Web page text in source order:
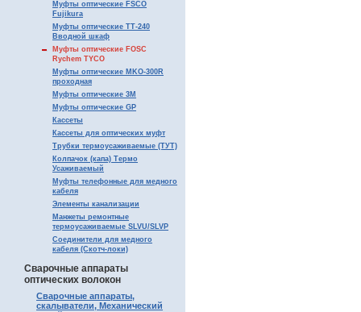
Муфты оптические FSCO
Fujikura
Муфты оптические ТТ-240
Вводной шкаф
Муфты оптические FOSC
Rychem TYCO
Муфты оптические MKO-300R
проходная
Муфты оптические 3М
Муфты оптические GP
Кассеты
Кассеты для оптических муфт
Трубки термоусаживаемые (ТУТ)
Колпачок (капа) Термо
Усаживаемый
Муфты телефонные для медного
кабеля
Элементы канализации
Манжеты ремонтные
термоусаживаемые SLVU/SLVP
Соединители для медного
кабеля (Скотч-локи)
Сварочные аппараты
оптических волокон
Сварочные аппараты,
скалыватели, Механический